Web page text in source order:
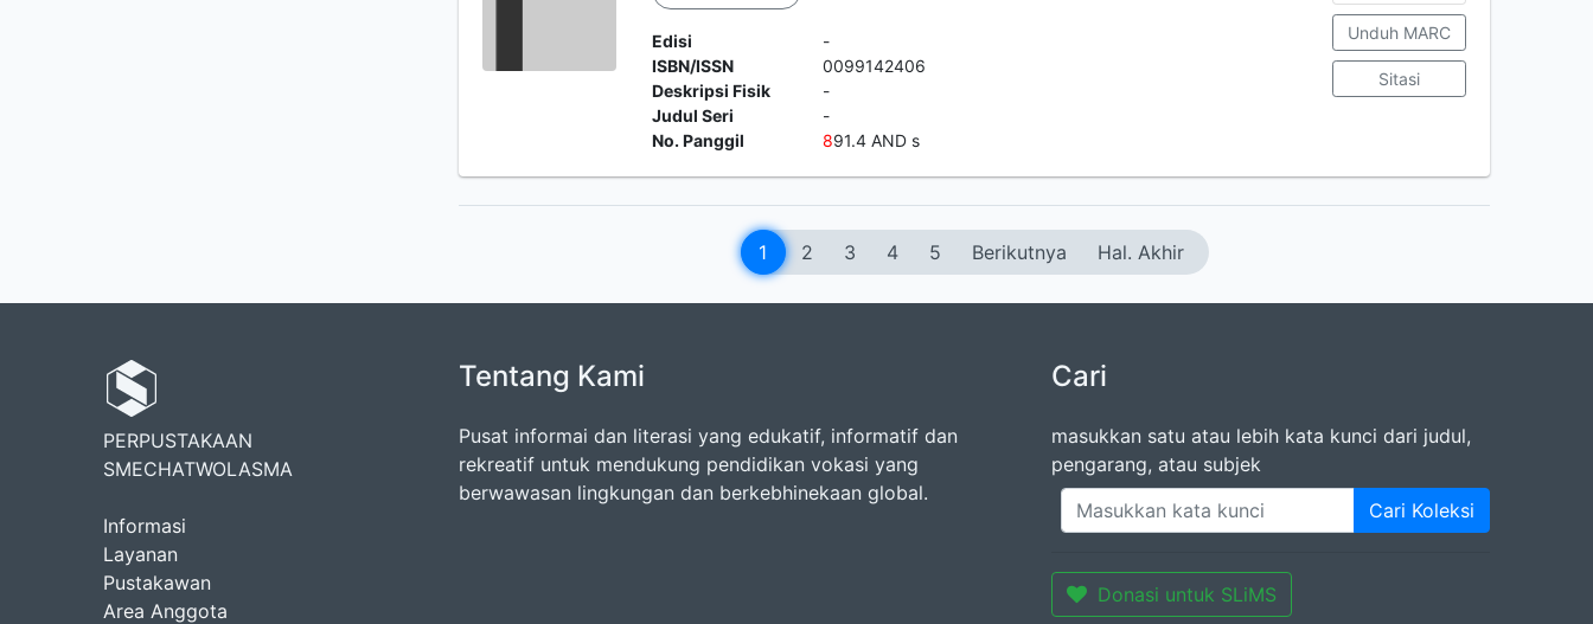
Edisi
-
ISBN/ISSN
0099142406
Deskripsi Fisik
-
Judul Seri
-
No. Panggil
891.4 AND s
Unduh MARC
Sitasi
1 2 3 4 5 Berikutnya Hal. Akhir
PERPUSTAKAAN
SMECHATWOLASMA
Informasi
Layanan
Pustakawan
Area Anggota
Tentang Kami
Pusat informai dan literasi yang edukatif, informatif dan
rekreatif untuk mendukung pendidikan vokasi yang
berwawasan lingkungan dan berkebhinekaan global.
Cari
masukkan satu atau lebih kata kunci dari judul,
pengarang, atau subjek
Cari Koleksi
Donasi untuk SLiMS